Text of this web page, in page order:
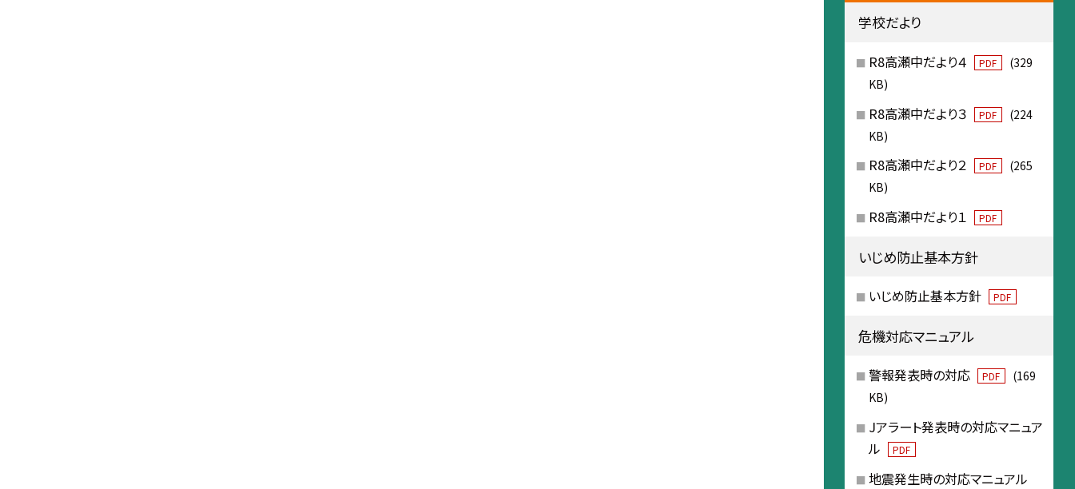
学校だより
R8高瀬中だより４ PDF
(329
KB)
R8高瀬中だより３ PDF
(224
KB)
R8高瀬中だより２ PDF
(265
KB)
R8高瀬中だより１ PDF
いじめ防止基本方針
いじめ防止基本方針 PDF
危機対応マニュアル
警報発表時の対応 PDF
(169
KB)
Jアラート発表時の対応マニュア
ル
PDF
地震発生時の対応マニュアル